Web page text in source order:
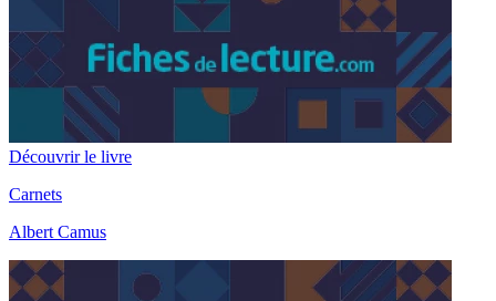
Découvrir le livre
Carnets
Albert Camus